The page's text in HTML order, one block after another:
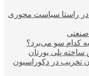
در راستا سیاست محوری
به کدام سو می‌برد؟
ساخته پلی یورتان
تخریب در دکوراسیون